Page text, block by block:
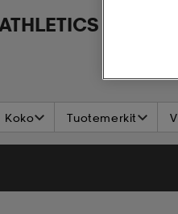
Koko Tuotemerkit